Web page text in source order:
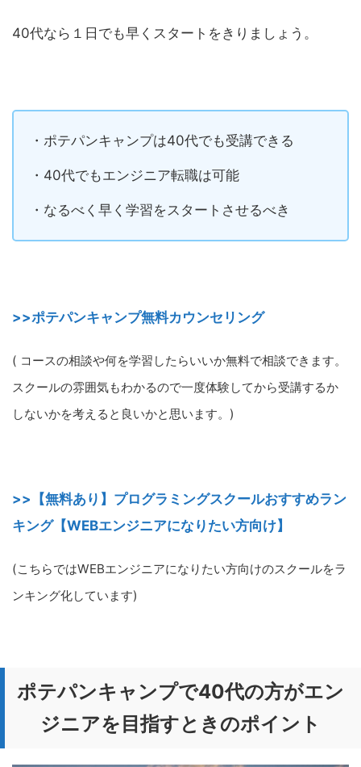
40代なら１日でも早くスタートをきりましょう。
・ポテパンキャンプは40代でも受講できる
・40代でもエンジニア転職は可能
・なるべく早く学習をスタートさせるべき
>>ポテパンキャンプ無料カウンセリング
( コースの相談や何を学習したらいいか無料で相談できます。
スクールの雰囲気もわかるので一度体験してから受講するか
しないかを考えると良いかと思います。)
>>【無料あり】プログラミングスクールおすすめラン
キング【WEBエンジニアになりたい方向け】
(こちらではWEBエンジニアになりたい方向けのスクールをラ
ンキング化しています)
ポテパンキャンプで40代の方がエン
ジニアを目指すときのポイント